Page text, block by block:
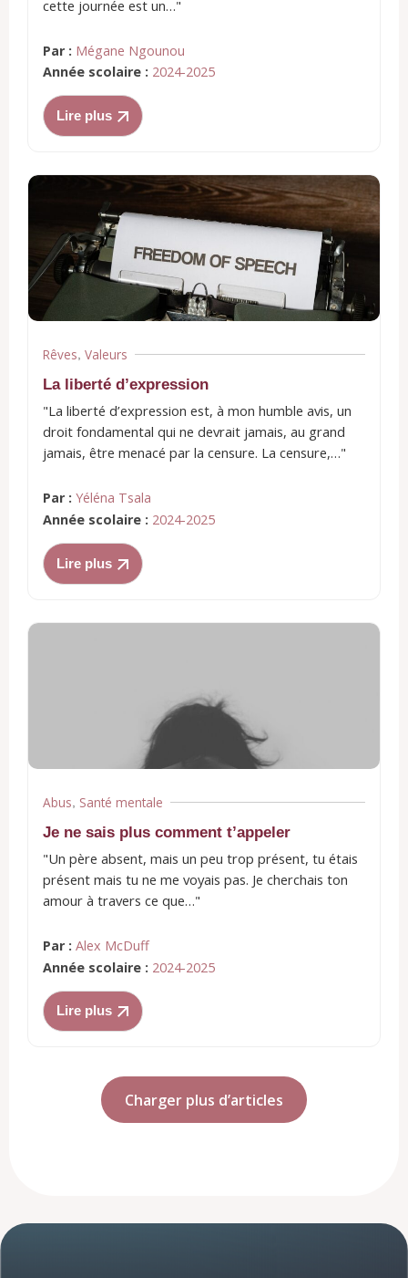
cette journée est un…"
Par : Mégane Ngounou
Année scolaire : 2024-2025
Lire plus
Rêves Valeurs
La liberté d’expression
"La liberté d’expression est, à mon humble avis, un
droit fondamental qui ne devrait jamais, au grand
jamais, être menacé par la censure. La censure,…"
Par : Yéléna Tsala
Année scolaire : 2024-2025
Lire plus
Abus Santé mentale
Je ne sais plus comment t’appeler
"Un père absent, mais un peu trop présent, tu étais
présent mais tu ne me voyais pas. Je cherchais ton
amour à travers ce que…"
Par : Alex McDuff
Année scolaire : 2024-2025
Lire plus
Charger plus d’articles